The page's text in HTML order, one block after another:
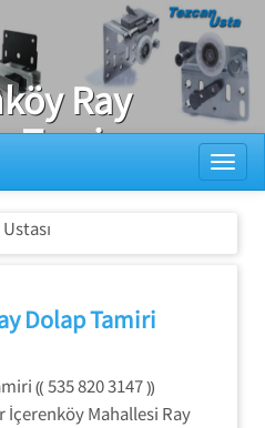
Ray
Tamir
Dolap Tamiri
⸨ 535 820 3147 ⸩
İçerenköy Mahallesi Ray